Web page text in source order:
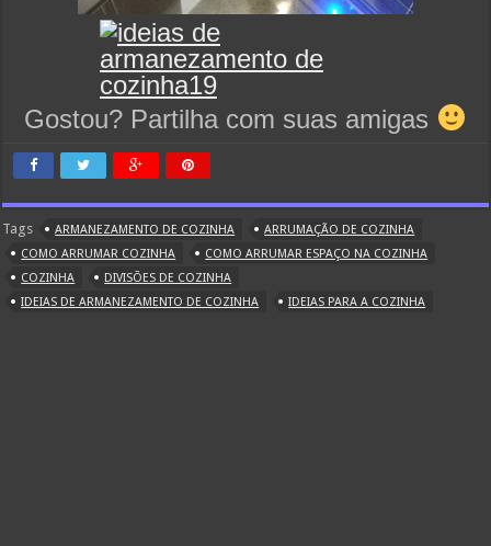
Gostou? Partilha com suas amigas
Tags ARMANEZAMENTO DE COZINHA
ARRUMAÇÃO DE COZINHA
COMO ARRUMAR COZINHA
COMO ARRUMAR ESPAÇO NA COZINHA
COZINHA
DIVISÕES DE COZINHA
IDEIAS DE ARMANEZAMENTO DE COZINHA
IDEIAS PARA A COZINHA